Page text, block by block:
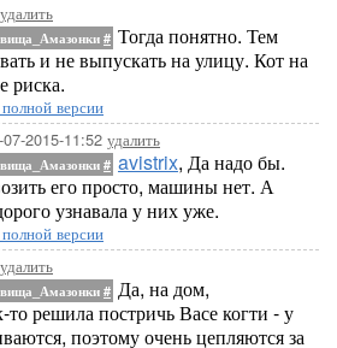
удалить
# Тогда понятно. Тем
и не выпускать на улицу. Кот на
риска.
версии
2015-11:52 удалить
# avistrix, Да надо бы.
его просто, машины нет. А
узнавала у них уже.
версии
удалить
# Да, на дом,
решила постричь Васе когти - у
поэтому очень цепляются за